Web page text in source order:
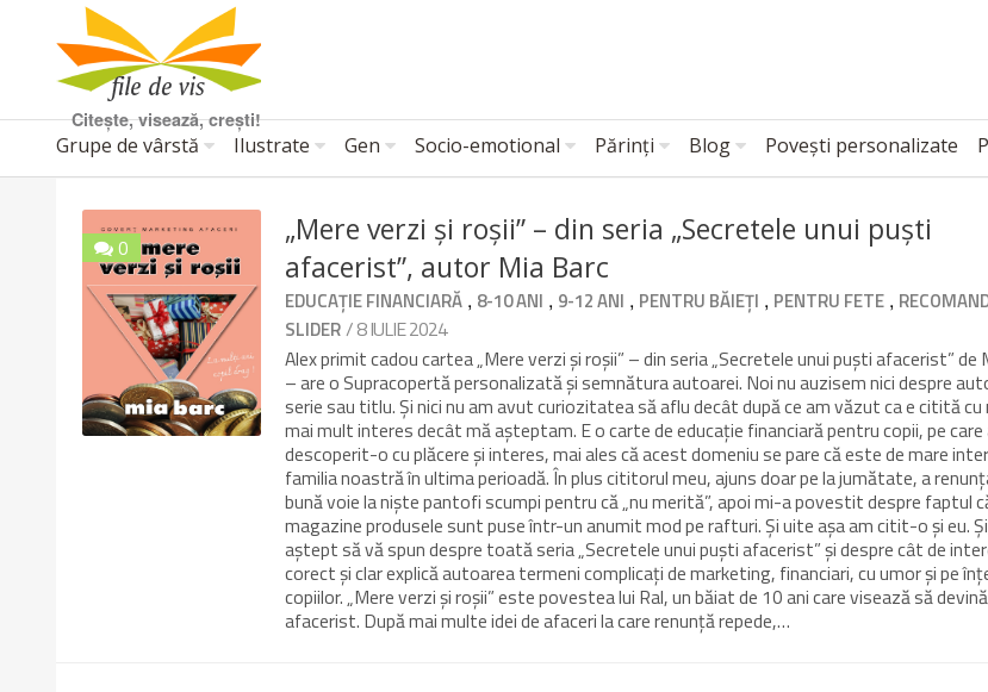
Citește, visează, crești!
Grupe de vârstă Ilustrate Gen Socio-emotional Părinți Blog Povești personalizate
0
10/10
„Mere verzi și roșii” – din seria „Secretele unui puști
afacerist”, autor Mia Barc
EDUCAȚIE FINANCIARĂ , 8-10 ANI , 9-12 ANI , PENTRU BĂIEȚI , PENTRU FETE ,
SLIDER/ 8 IULIE 2024
Alex primit cadou cartea „Mere verzi și roșii” – din seria „Secretele unui puști afacerist” de
– are o Supracopertă personalizată și semnătura autoarei. Noi nu auzisem nici despre
serie sau titlu. Și nici nu am avut curiozitatea să aflu decât după ce am văzut ca e citită
mai mult interes decât mă așteptam. E o carte de educație financiară pentru copii, pe care
descoperit-o cu plăcere și interes, mai ales că acest domeniu se pare că este de mare
familia noastră în ultima perioadă. În plus cititorul meu, ajuns doar pe la jumătate, a
bună voie la niște pantofi scumpi pentru că „nu merită”, apoi mi-a povestit despre faptul
magazine produsele sunt puse într-un anumit mod pe rafturi. Și uite așa am citit-o și eu.
aștept să vă spun despre toată seria „Secretele unui puști afacerist” și despre cât de
corect și clar explică autoarea termeni complicați de marketing, financiari, cu umor și pe
copiilor. „Mere verzi și roșii” este povestea lui Ral, un băiat de 10 ani care visează să devină
afacerist. După mai multe idei de afaceri la care renunță repede,…